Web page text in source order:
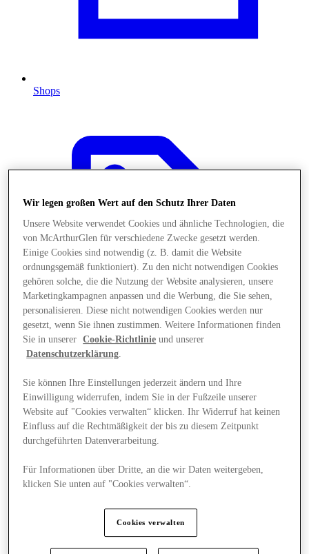
Shops
Wir legen großen Wert auf den Schutz Ihrer Daten
Unsere Website verwendet Cookies und ähnliche Technologien, die
von McArthurGlen für verschiedene Zwecke gesetzt werden.
Einige Cookies sind notwendig (z. B. damit die Website
ordnungsgemäß funktioniert). Zu den nicht notwendigen Cookies
gehören solche, die die Nutzung der Website analysieren, unsere
Marketingkampagnen anpassen und die Werbung, die Sie sehen,
personalisieren. Diese nicht notwendigen Cookies werden nur
gesetzt, wenn Sie ihnen zustimmen. Weitere Informationen finden
Sie in unserer
Cookie-Richtlinie und unserer
Datenschutzerklärung.
Sie können Ihre Einstellungen jederzeit ändern und Ihre
Einwilligung widerrufen, indem Sie in der Fußzeile unserer
Website auf "Cookies verwalten“ klicken. Ihr Widerruf hat keinen
Einfluss auf die Rechtmäßigkeit der bis zu diesem Zeitpunkt
durchgeführten Datenverarbeitung.
Für Informationen über Dritte, an die wir Daten weitergeben,
klicken Sie unten auf "Cookies verwalten“.
Cookies verwalten